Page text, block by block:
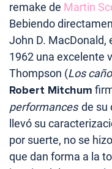
remake de Martin
Bebiendo
John D. MacDonald,
1962 una excelente
Thompson (Los
Robert Mitchum
performances de su
llevó su
por suerte, no se
que dan forma a la